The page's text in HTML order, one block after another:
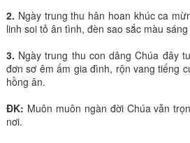
2. Ngày trung thu hân hoan khúc ca
linh soi tỏ ân tình, đèn sao sắc màu
3. Ngày trung thu con dâng Chúa đây
đơn sơ êm ấm gia đình, rộn vang tiếng
hồng ân.
ĐK: Muôn muôn ngàn đời Chúa vẫn
nơi.